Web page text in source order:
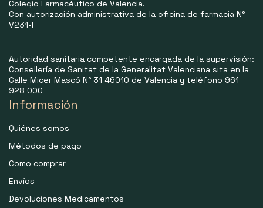
Colegio Farmacéutico de Valencia.
Con autorización administrativa de la oficina de farmacia N°
V231-F
Autoridad sanitaria competente encargada de la supervisión:
Consellería de Sanitat de la Generalitat Valenciana sita en la
Calle Micer Mascó N° 31 46010 de Valencia y teléfono 961
928 000
Información
Quiénes somos
Métodos de pago
Como comprar
Envíos
Devoluciones Medicamentos